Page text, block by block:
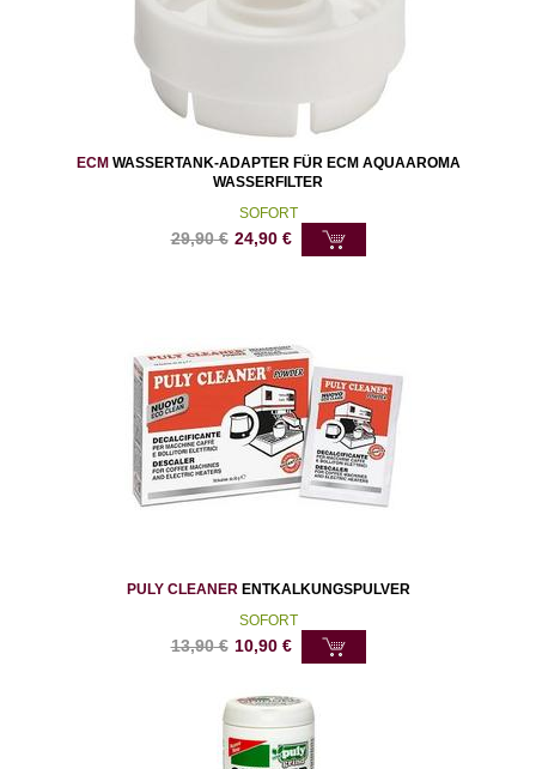
ECM WASSERTANK-ADAPTER FÜR ECM AQUAAROMA
WASSERFILTER
SOFORT
29,90€ 24,90€
PULY CLEANERENTKALKUNGSPULVER
SOFORT
13,90€ 10,90€